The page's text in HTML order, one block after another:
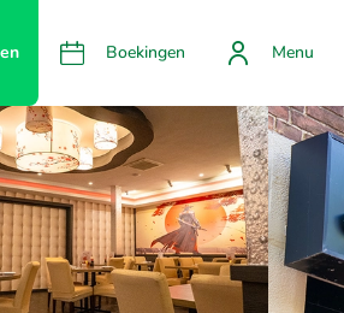
Boekingen Menu